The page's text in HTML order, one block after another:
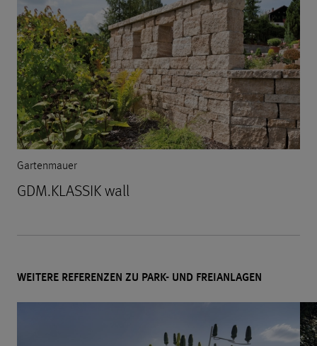
Gartenmauer
GDM.KLASSIK wall
WEITERE REFERENZEN ZU PARK- UND FREIANLAGEN